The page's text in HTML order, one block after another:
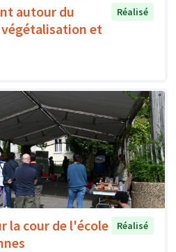
autour du
et
Réalisé
la cour de l'école
Réalisé